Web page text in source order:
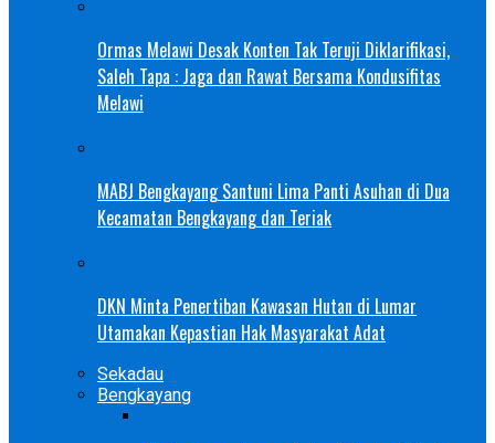
Ormas Melawi Desak Konten Tak Teruji Diklarifikasi,
Saleh Tapa : Jaga dan Rawat Bersama Kondusifitas
Melawi
MABJ Bengkayang Santuni Lima Panti Asuhan di Dua
Kecamatan Bengkayang dan Teriak
DKN Minta Penertiban Kawasan Hutan di Lumar
Utamakan Kepastian Hak Masyarakat Adat
Sekadau
Bengkayang